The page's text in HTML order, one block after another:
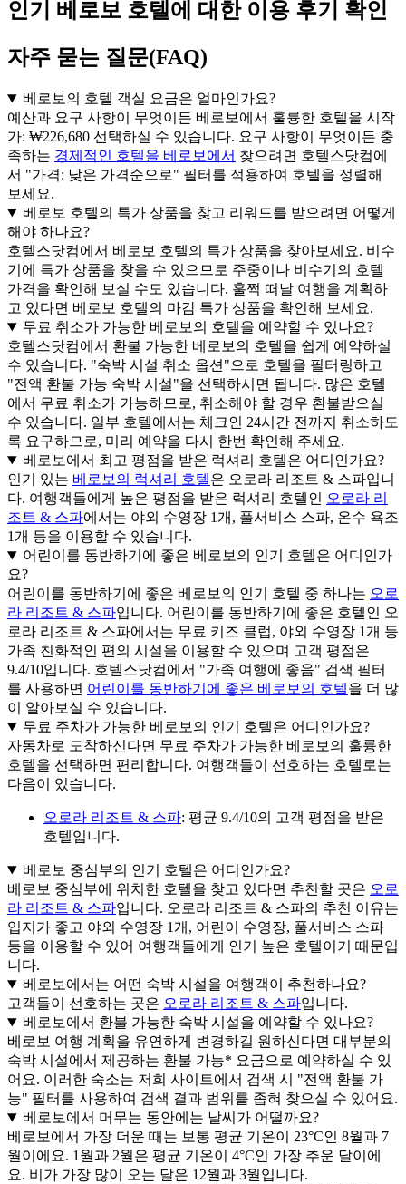
인기 베로보 호텔에 대한 이용 후기 확인
자주 묻는 질문(FAQ)
베로보의 호텔 객실 요금은 얼마인가요?
예산과 요구 사항이 무엇이든 베로보에서 훌륭한 호텔을 시작
가: ₩226,680 선택하실 수 있습니다. 요구 사항이 무엇이든 충
족하는 경제적인 호텔을 베로보에서 찾으려면 호텔스닷컴에
서 "가격: 낮은 가격순으로" 필터를 적용하여 호텔을 정렬해
보세요.
베로보 호텔의 특가 상품을 찾고 리워드를 받으려면 어떻게
해야 하나요?
호텔스닷컴에서 베로보 호텔의 특가 상품을 찾아보세요. 비수
기에 특가 상품을 찾을 수 있으므로 주중이나 비수기의 호텔
가격을 확인해 보실 수도 있습니다. 훌쩍 떠날 여행을 계획하
고 있다면 베로보 호텔의 마감 특가 상품을 확인해 보세요.
무료 취소가 가능한 베로보의 호텔을 예약할 수 있나요?
호텔스닷컴에서 환불 가능한 베로보의 호텔을 쉽게 예약하실
수 있습니다. "숙박 시설 취소 옵션"으로 호텔을 필터링하고
"전액 환불 가능 숙박 시설"을 선택하시면 됩니다. 많은 호텔
에서 무료 취소가 가능하므로, 취소해야 할 경우 환불받으실
수 있습니다. 일부 호텔에서는 체크인 24시간 전까지 취소하도
록 요구하므로, 미리 예약을 다시 한번 확인해 주세요.
베로보에서 최고 평점을 받은 럭셔리 호텔은 어디인가요?
인기 있는 베로보의 럭셔리 호텔은 오로라 리조트 & 스파입니
다. 여행객들에게 높은 평점을 받은 럭셔리 호텔인 오로라 리
조트 & 스파에서는 야외 수영장 1개, 풀서비스 스파, 온수 욕조
1개 등을 이용할 수 있습니다.
어린이를 동반하기에 좋은 베로보의 인기 호텔은 어디인가
요?
어린이를 동반하기에 좋은 베로보의 인기 호텔 중 하나는 오로
라 리조트 & 스파입니다. 어린이를 동반하기에 좋은 호텔인 오
로라 리조트 & 스파에서는 무료 키즈 클럽, 야외 수영장 1개 등
가족 친화적인 편의 시설을 이용할 수 있으며 고객 평점은
9.4/10입니다. 호텔스닷컴에서 "가족 여행에 좋음" 검색 필터
를 사용하면 어린이를 동반하기에 좋은 베로보의 호텔을 더 많
이 알아보실 수 있습니다.
무료 주차가 가능한 베로보의 인기 호텔은 어디인가요?
자동차로 도착하신다면 무료 주차가 가능한 베로보의 훌륭한
호텔을 선택하면 편리합니다. 여행객들이 선호하는 호텔로는
다음이 있습니다.
오로라 리조트 & 스파: 평균 9.4/10의 고객 평점을 받은
호텔입니다.
베로보 중심부의 인기 호텔은 어디인가요?
베로보 중심부에 위치한 호텔을 찾고 있다면 추천할 곳은 오로
라 리조트 & 스파입니다. 오로라 리조트 & 스파의 추천 이유는
입지가 좋고 야외 수영장 1개, 어린이 수영장, 풀서비스 스파
등을 이용할 수 있어 여행객들에게 인기 높은 호텔이기 때문입
니다.
베로보에서는 어떤 숙박 시설을 여행객이 추천하나요?
고객들이 선호하는 곳은 오로라 리조트 & 스파입니다.
베로보에서 환불 가능한 숙박 시설을 예약할 수 있나요?
베로보 여행 계획을 유연하게 변경하길 원하신다면 대부분의
숙박 시설에서 제공하는 환불 가능* 요금으로 예약하실 수 있
어요. 이러한 숙소는 저희 사이트에서 검색 시 "전액 환불 가
능" 필터를 사용하여 검색 결과 범위를 좁혀 찾으실 수 있어요.
베로보에서 머무는 동안에는 날씨가 어떨까요?
베로보에서 가장 더운 때는 보통 평균 기온이 23°C인 8월과 7
월이에요. 1월과 2월은 평균 기온이 4°C인 가장 추운 달이에
요. 비가 가장 많이 오는 달은 12월과 3월입니다.